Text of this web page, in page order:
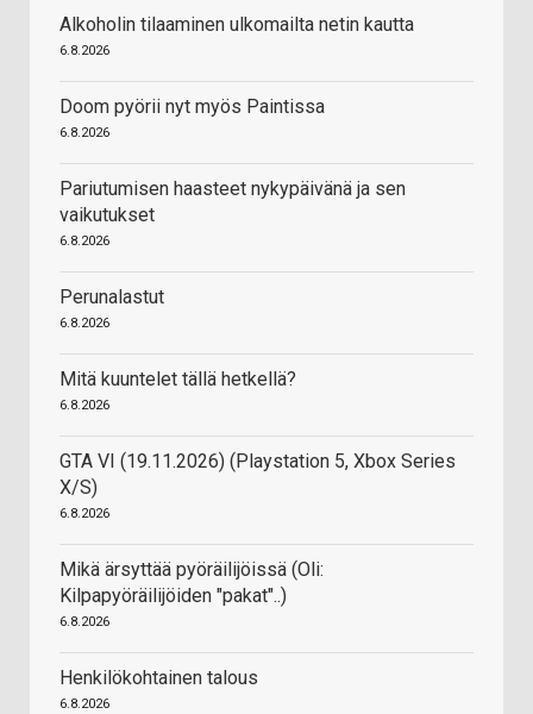
Alkoholin tilaaminen ulkomailta netin kautta
6.8.2026
Doom pyörii nyt myös Paintissa
6.8.2026
Pariutumisen haasteet nykypäivänä ja sen
vaikutukset
6.8.2026
Perunalastut
6.8.2026
Mitä kuuntelet tällä hetkellä?
6.8.2026
GTA VI (19.11.2026) (Playstation 5, Xbox Series
X/S)
6.8.2026
Mikä ärsyttää pyöräilijöissä (Oli:
Kilpapyöräilijöiden "pakat"..)
6.8.2026
Henkilökohtainen talous
6.8.2026